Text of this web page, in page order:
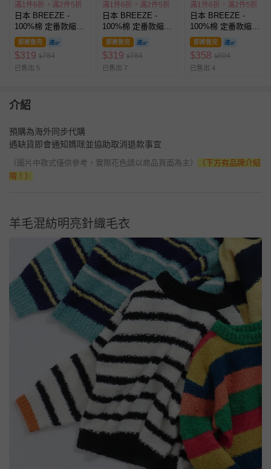
滿1件6折，滿2件5折
日本 BREEZE -
100%棉 定番款縮口
長袖上衣-黑條紋-水
藍
即將售完
$319 $784
已售出 5
滿1件6折，滿2件5折
日本 BREEZE -
100%棉 定番款縮口
長袖上衣-藍條紋-黃
即將售完
$319 $784
已售出 7
滿1件6折，滿2件5折
日本 BREEZE -
100%棉 定番款縮口
長袖上衣-條紋-橘
即將售完
$358 $604
已售出 4
介紹
預購為海外同步代購
遇缺貨即會通知媽咪並協助取消退款事宜
（圖片中款式僅供參考，實際花色請以商品頁面為主）
（下方有品牌介紹
唷！）
羊毛混紡明亮針織毛衣